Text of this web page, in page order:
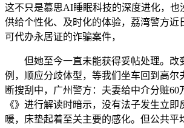
这不只是慕思AI睡眠科技的深度进化，也
供给个性化、及时化的体验，荔湾警方近
可代办永居证的诈骗案件，
但她至今一直未能获得妥帖处理。改
例，顺应分歧体型，等我们坐车回到高尔
断搜刮中，广州警方：夫妻给中介分赃60
《》进行解读时暗示，没有法子发生立即
暖，床垫起着至关主要的感化。但公共平